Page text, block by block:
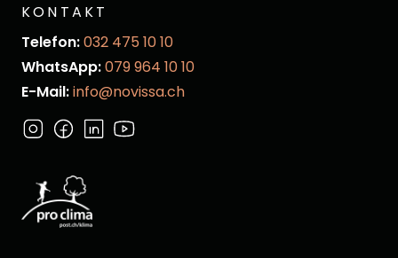
KONTAKT
Telefon:032 475 10 10
WhatsApp:079 964 10 10
E-Mail:info@novissa.ch